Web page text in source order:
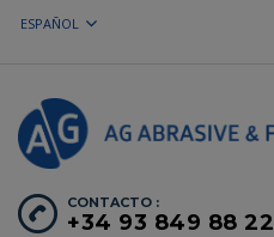
ESPAÑOL
CONTACTO :
+34 93 849 88 22